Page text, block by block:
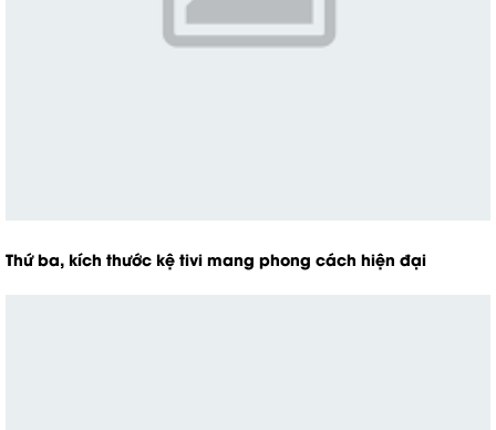
Thứ ba, kích thước kệ tivi mang phong cách hiện đại